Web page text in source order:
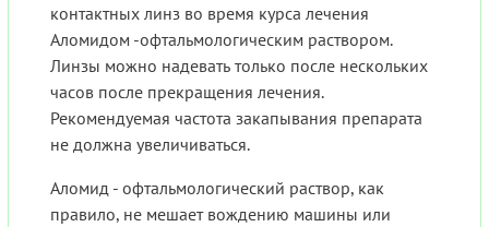
контактных линз во время курса лечения
Аломидом -офтальмологическим раствором.
Линзы можно надевать только после нескольких
часов после прекращения лечения.
Рекомендуемая частота закапывания препарата
не должна увеличиваться.
Аломид - офтальмологический раствор, как
правило, не мешает вождению машины или